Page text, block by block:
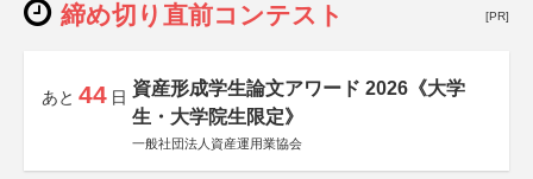
締め切り直前コンテスト [PR]
あと 44 日 資産形成学生論文アワード 2026《大学
生・大学院生限定》
一般社団法人資産運用業協会